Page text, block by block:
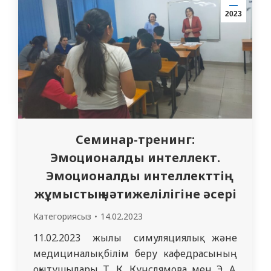
әзірлеп жатқан кездері. Кафедраның
қызметкерлері…
2023
Семинар-тренинг:
Эмоционалды интеллект.
Эмоционалды интеллекттің
жұмыстың нәтижелілігіне әсері
Категориясыз 14.02.2023
11.02.2023 жылы симуляциялық және
медициналық білім беру кафедрасының